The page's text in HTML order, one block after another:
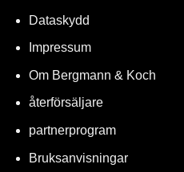
Dataskydd
Impressum
Om Bergmann & Koch
återförsäljare
partnerprogram
Bruksanvisningar